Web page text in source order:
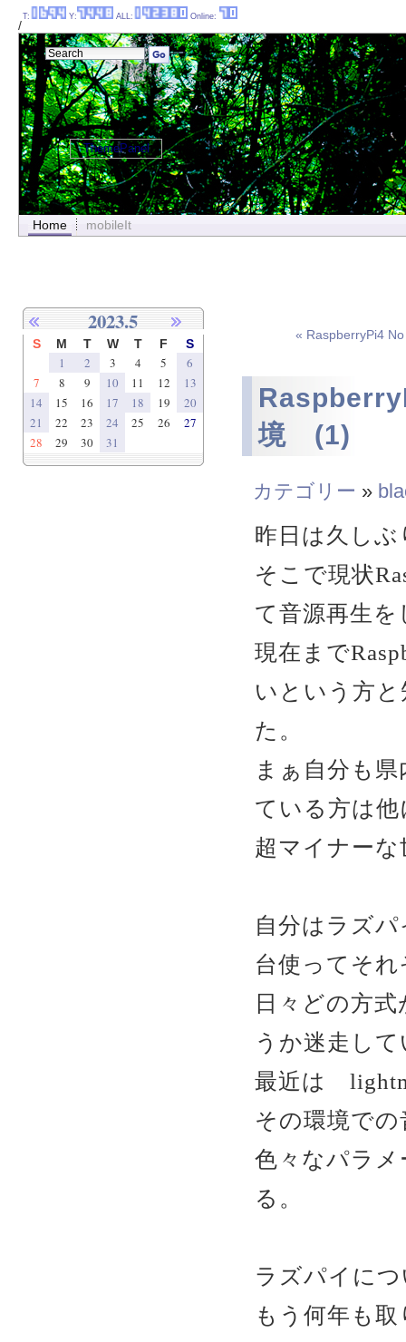
/
Home mobileIt
« RaspberryPi4
境 (1)
カテゴリー »
昨日は久し
そこで現状
て音源再生
現在まで
いという方
た。
まぁ自分も
ている方は
超マイナー
自分はラズ
台使ってそ
日々どの方
うか迷走し
最近は
その環境で
色々なパラ
る。
ラズパイに
もう何年も
2023.5
S M T W T F S
1 2 3 4 5
6
7
8 9 10 11 12
13
14
15 16 17 18 19
20
21
22 23 24 25 26
27
28
29 30 31
T: Y: ALL: Online:
ThemePanel